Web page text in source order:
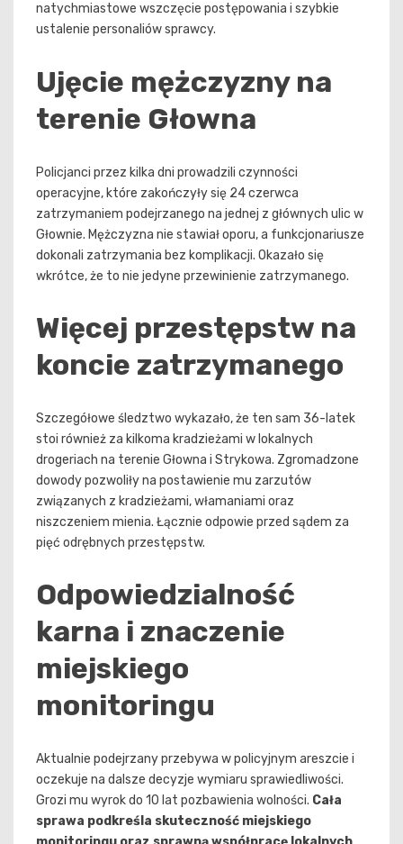
natychmiastowe wszczęcie postępowania i szybkie
ustalenie personaliów sprawcy.
Ujęcie mężczyzny na
terenie Głowna
Policjanci przez kilka dni prowadzili czynności
operacyjne, które zakończyły się 24 czerwca
zatrzymaniem podejrzanego na jednej z głównych ulic w
Głownie. Mężczyzna nie stawiał oporu, a funkcjonariusze
dokonali zatrzymania bez komplikacji. Okazało się
wkrótce, że to nie jedyne przewinienie zatrzymanego.
Więcej przestępstw na
koncie zatrzymanego
Szczegółowe śledztwo wykazało, że ten sam 36-latek
stoi również za kilkoma kradzieżami w lokalnych
drogeriach na terenie Głowna i Strykowa. Zgromadzone
dowody pozwoliły na postawienie mu zarzutów
związanych z kradzieżami, włamaniami oraz
niszczeniem mienia. Łącznie odpowie przed sądem za
pięć odrębnych przestępstw.
Odpowiedzialność
karna i znaczenie
miejskiego
monitoringu
Aktualnie podejrzany przebywa w policyjnym areszcie i
oczekuje na dalsze decyzje wymiaru sprawiedliwości.
Grozi mu wyrok do 10 lat pozbawienia wolności. Cała
sprawa podkreśla skuteczność miejskiego